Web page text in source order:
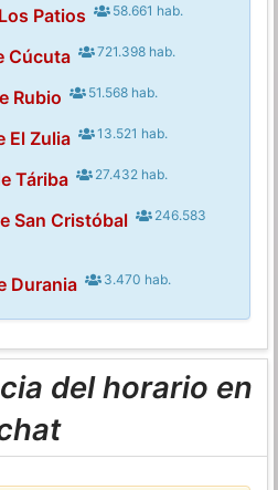
Patios 58.661 hab.
Cúcuta 721.398 hab.
Rubio 51.568 hab.
El Zulia 13.521 hab.
Táriba 27.432 hab.
San Cristóbal
246.583
Durania 3.470 hab.
del horario en